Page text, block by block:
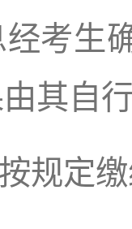
考生
其自
规定